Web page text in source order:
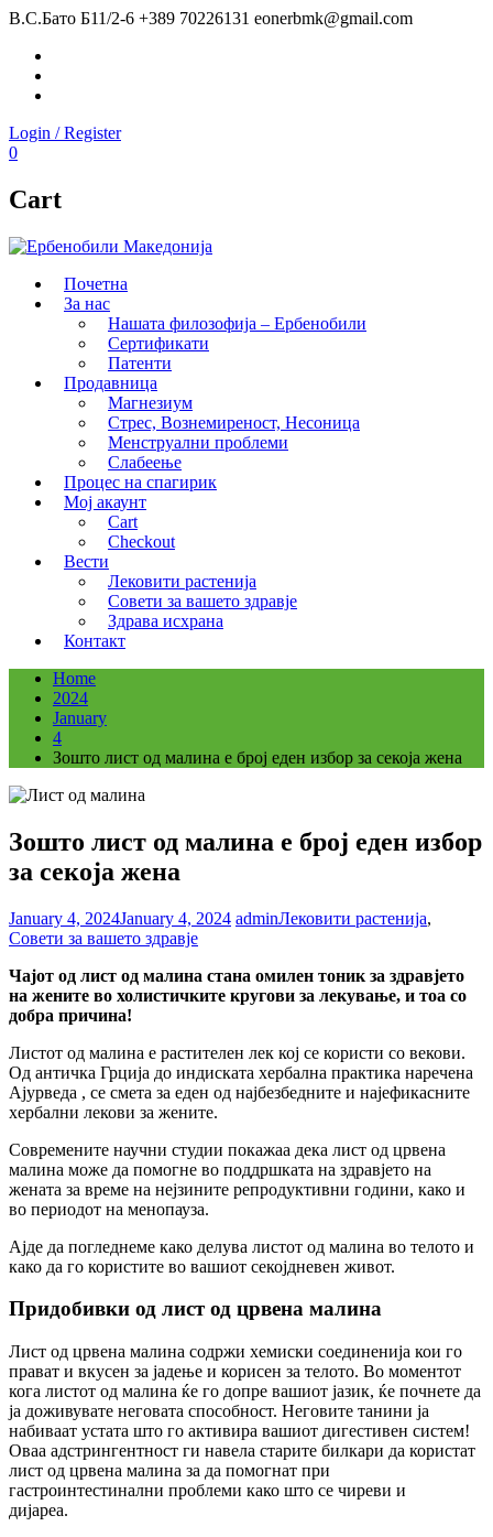
В.С.Бато Б11/2-6 +389 70226131 eonerbmk@gmail.com
Login / Register
0
Cart
Почетна
За нас
Нашата филозофија – Ербенобили
Сертификати
Патенти
Продавница
Магнезиум
Стрес, Вознемиреност, Несоница
Менструални проблеми
Слабеење
Процес на спагирик
Мој акаунт
Cart
Checkout
Вести
Лековити растенија
Совети за вашето здравје
Здрава исхрана
Контакт
Home
2024
January
4
Зошто лист од малина е број еден избор за секоја жена
Зошто лист од малина е број еден избор
за секоја жена
January 4, 2024January 4, 2024 adminЛековити растенија,
Совети за вашето здравје
Чајот од лист од малина стана омилен тоник за здравјето
на жените во холистичките кругови за лекување, и тоа со
добра причина!
Листот од малина е растителен лек кој се користи со векови.
Од античка Грција до индиската хербална практика наречена
Ајурведа , се смета за еден од најбезбедните и најефикасните
хербални лекови за жените.
Современите научни студии покажаа дека лист од црвена
малина може да помогне во поддршката на здравјето на
жената за време на нејзините репродуктивни години, како и
во периодот на менопауза.
Ајде да погледнеме како делува листот од малина во телото и
како да го користите во вашиот секојдневен живот.
Придобивки од лист од црвена малина
Лист од црвена малина содржи хемиски соединенија кои го
прават и вкусен за јадење и корисен за телото. Во моментот
кога листот од малина ќе го допре вашиот јазик, ќе почнете да
ја доживувате неговата способност. Неговите танини ја
набиваат устата што го активира вашиот дигестивен систем!
Оваа адстрингентност ги навела старите билкари да користат
лист од црвена малина за да помогнат при
гастроинтестинални проблеми како што се чиреви и
дијареа.